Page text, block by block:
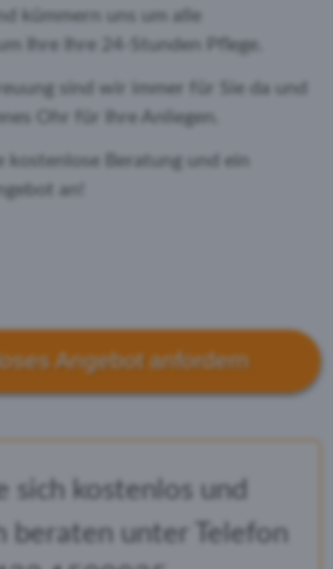
kümmern uns um alle
Ihre Ihre 24-Stunden Pflege.
sind wir immer für Sie da und
Ohr für Ihre Anliegen.
kostenlose Beratung und ein
an!
Angebot anfordern
sich kostenlos und
beraten unter Telefon